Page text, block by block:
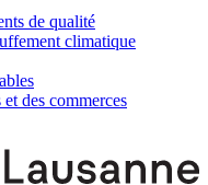
de qualité
climatique
des commerces